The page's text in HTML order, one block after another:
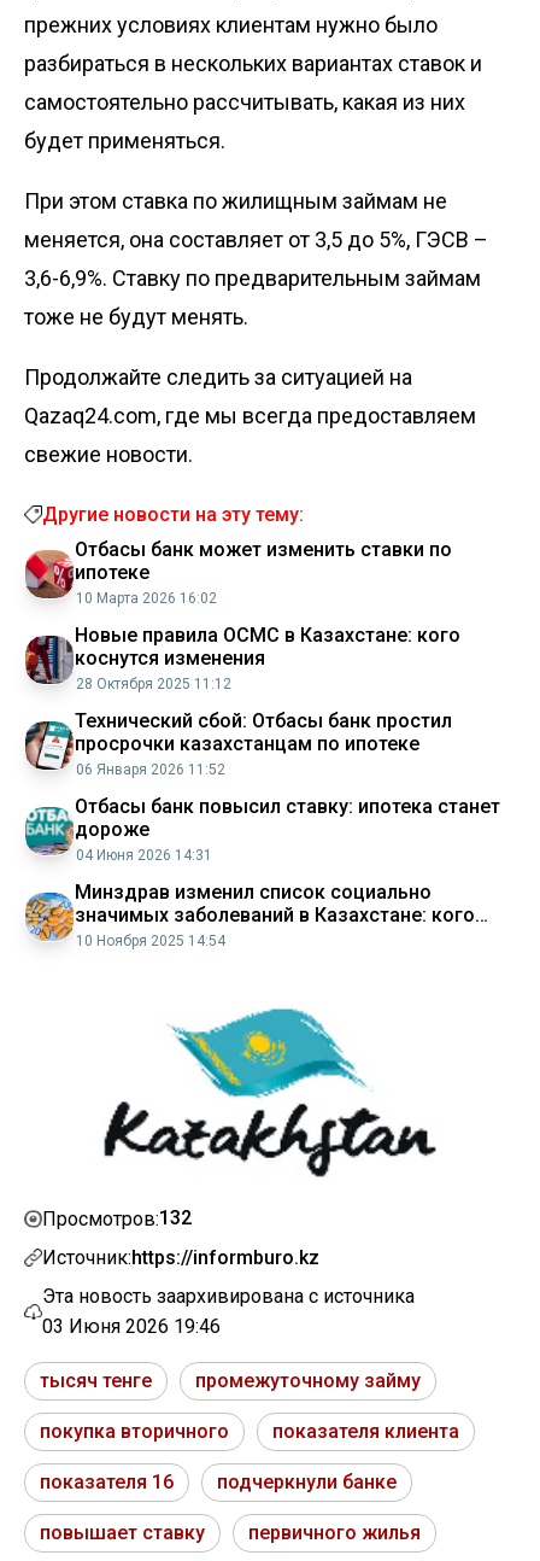
прежних условиях клиентам нужно было
разбираться в нескольких вариантах ставок и
самостоятельно рассчитывать, какая из них
будет применяться.
При этом ставка по жилищным займам не
меняется, она составляет от 3,5 до 5%, ГЭСВ –
3,6-6,9%. Ставку по предварительным займам
тоже не будут менять.
Продолжайте следить за ситуацией на
Qazaq24.com, где мы всегда предоставляем
свежие новости.
Другие новости на эту тему:
Отбасы банк может изменить ставки по
ипотеке
10 Марта 2026 16:02
Новые правила ОСМС в Казахстане: кого
коснутся изменения
28 Октября 2025 11:12
Технический сбой: Отбасы банк простил
просрочки казахстанцам по ипотеке
06 Января 2026 11:52
Отбасы банк повысил ставку: ипотека станет
дороже
04 Июня 2026 14:31
Минздрав изменил список социально
значимых заболеваний в Казахстане: кого
точно коснутся изменения
10 Ноября 2025 14:54
Просмотров:132
Источник:https://informburo.kz
Эта новость заархивирована с источника
03 Июня 2026 19:46
тысяч тенге промежуточному займу
покупка вторичного показателя клиента
показателя 16 подчеркнули банке
повышает ставку первичного жилья